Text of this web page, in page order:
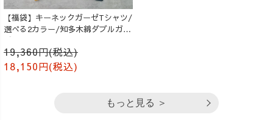
【福袋】キーネックガーゼTシャツ/
選べる2カラー/知多木綿ダブルガー
ゼ
19,360円(税込)
18,150円(税込)
もっと見る ＞